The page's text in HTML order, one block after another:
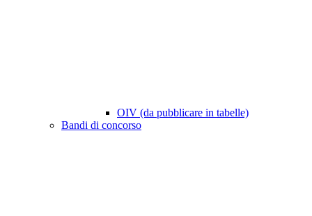
OIV (da pubblicare in tabelle)
Bandi di concorso